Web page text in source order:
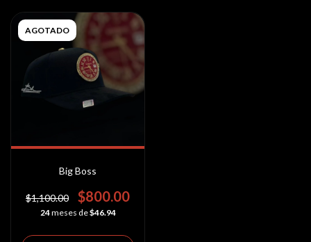
AGOTADO
Big Boss
$1,100.00 $800.00
24meses de$46.94